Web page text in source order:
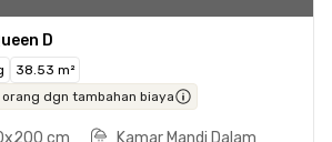
D
38.53 m²
dgn tambahan biaya
cm
Kamar Mandi Dalam